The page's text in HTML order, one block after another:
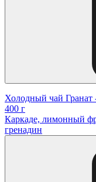
Холодный чай Гранат
400 г
Каркаде, лимонный
гренадин